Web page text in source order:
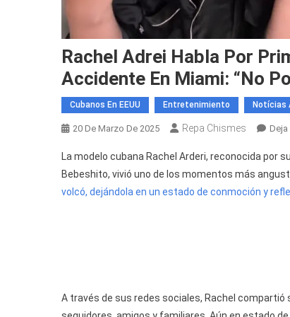
Rachel Adrei Habla Por
Accidente En Miami: “No
Cubanos En EEUU Entretenimiento Notícias
20 De Marzo De 2025 Repa Chismes Deja
La modelo cubana Rachel Arderi, reconocida por
Bebeshito, vivió uno de los momentos más
volcó, dejándola en un estado de conmoción y
A través de sus redes sociales, Rachel